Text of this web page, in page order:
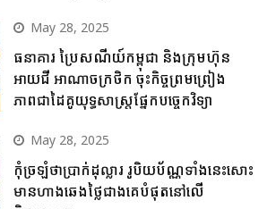
May 28, 2025
ធនាគារ ប្រៃសណីយ៍កម្ពុជា និងក្រុមហ៊ុន
អាយជី អាណាចក្រថិក ចុះកិច្ចព្រមព្រៀង
ភាពជាដៃគូយុទ្ធសាស្ត្រផ្នែកបច្ចេកវិទ្យា
May 28, 2025
កុំច្រឡំថាប្រាក់ដុល្លារ រូបិយប័ណ្ណទាំងនេះសោះ
មានហាងឆេងថ្លៃជាងគេបំផុតនៅលើ